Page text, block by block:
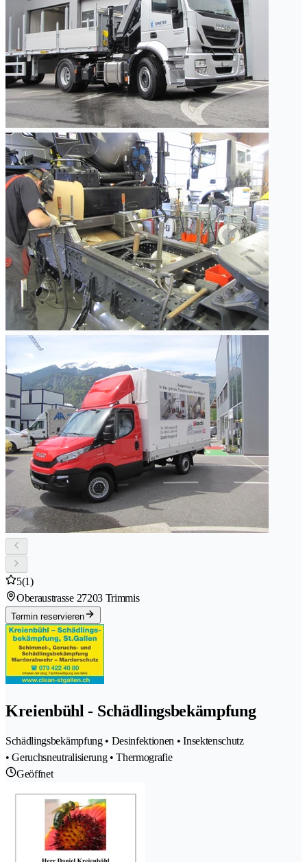
5(1)
Oberaustrasse 27203 Trimmis
Termin reservieren
Kreienbühl - Schädlingsbekämpfung
Schädlingsbekämpfung • Desinfektionen • Insektenschutz
• Geruchsneutralisierung • Thermografie
Geöffnet